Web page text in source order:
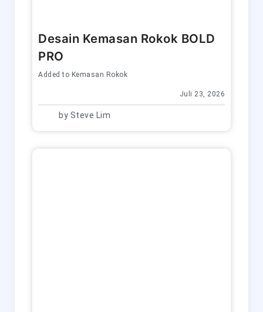
Desain Kemasan Rokok BOLD
PRO
Added to Kemasan Rokok
Juli 23, 2026
by Steve Lim